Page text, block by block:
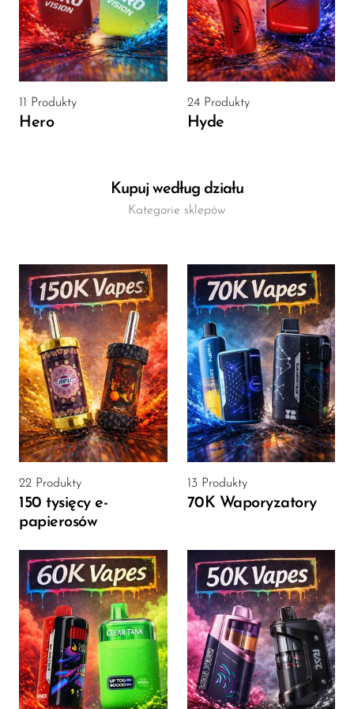
OXBAR
Pachamama
Packspod
PHUN
REIGN BAR
ROMO
Sigelei
Smarter AirPuffs
SMOK
Snoopy Smoke
Snowwolf
Space Mary
Spree Bar
Suonon
Suorin
SWFT
TWIST
UWELL
11 Produkty
Hero
24 Produkty
Hyde
Kupuj według działu
Kategorie sklepów
22 Produkty
150 tysięcy e-
papierosów
13 Produkty
70K Waporyzatory